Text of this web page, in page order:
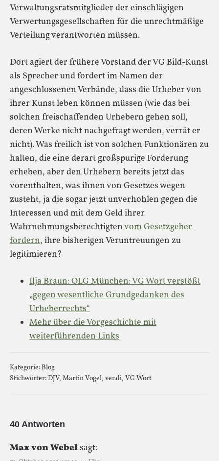
Verwaltungsratsmitglieder der einschlägigen
Verwertungsgesellschaften für die unrechtmäßige
Verteilung verantworten müssen.
Dort agiert der frühere Vorstand der VG Bild-Kunst
als Sprecher und fordert im Namen der
angeschlossenen Verbände, dass die Urheber von
ihrer Kunst leben können müssen (wie das bei
solchen freischaffenden Urhebern gehen soll,
deren Werke nicht nachgefragt werden, verrät er
nicht). Was freilich ist von solchen Funktionären zu
halten, die eine derart großspurige Forderung
erheben, aber den Urhebern bereits jetzt das
vorenthalten, was ihnen von Gesetzes wegen
zusteht, ja die sogar jetzt unverhohlen gegen die
Interessen und mit dem Geld ihrer
Wahrnehmungsberechtigtenvom Gesetzgeber
fordern, ihre bisherigen Veruntreuungen zu
legitimieren?
Ilja Braun: OLG München: VG Wort verstößt
„gegen wesentliche Grundgedanken des
Urheberrechts“
Mehr über die Vorgeschichte mit
weiterführenden Links
Kategorie:Blog
Stichwörter:DJV, Martin Vogel, ver.di, VG Wort
40 Antworten
Max von Webelsagt: